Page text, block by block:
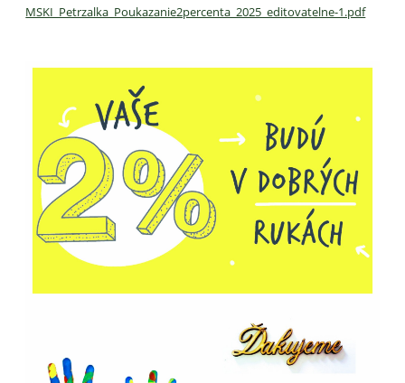
MSKI_Petrzalka_Poukazanie2percenta_2025_editovatelne-1.pdf